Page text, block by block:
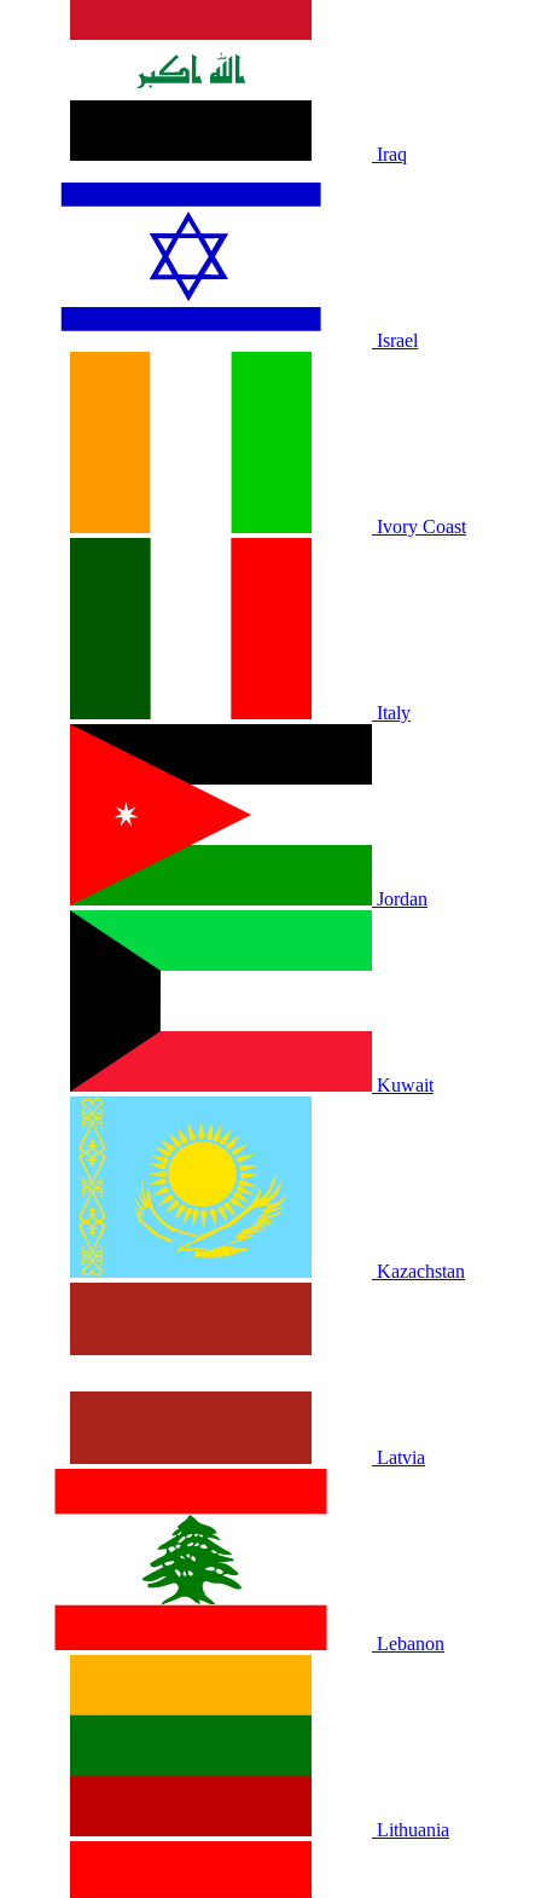
Iraq
Israel
Ivory Coast
Italy
Jordan
Kuwait
Kazachstan
Latvia
Lebanon
Lithuania